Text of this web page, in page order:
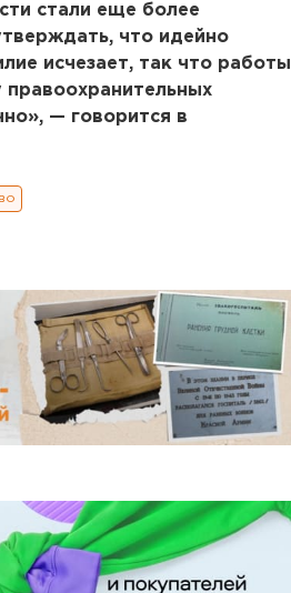
стали еще более
что идейно
исчезает, так что работы
правоохранительных
— говорится в